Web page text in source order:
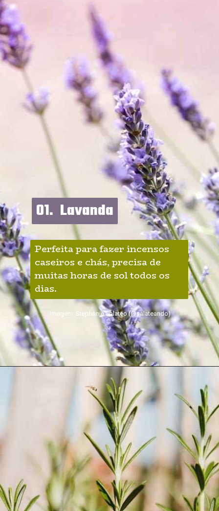
01.  Lavanda
01.  Lavanda
Perfeita para fazer incensos
caseiros e chás, precisa de
muitas horas de sol todos os
dias.
Imagem: Stephanie Salateo (@salateando)